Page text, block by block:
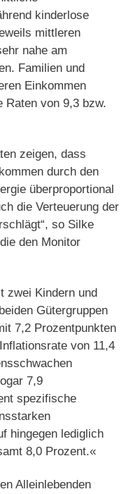
kinderlose
mittleren
nahe am
Familien und
Einkommen
Raten von 9,3 bzw.
zeigen, dass
durch den
überproportional
die Verteuerung der
so Silke
den Monitor
zwei Kindern und
Gütergruppen
7,2 Prozentpunkten
von 11,4
7,9
spezifische
hingegen lediglich
8,0 Prozent.«
Alleinlebenden